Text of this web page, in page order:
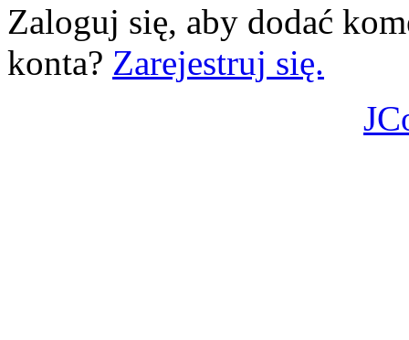
Zaloguj się, aby dodać
konta? Zarejestruj się.